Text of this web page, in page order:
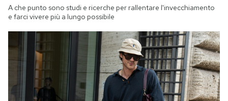
A che punto sono studi e ricerche per rallentare l'invecchiamento
e farci vivere più a lungo possibile